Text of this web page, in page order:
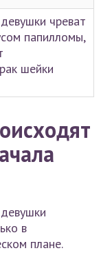
чреват
папилломы,
шейки
в
плане.